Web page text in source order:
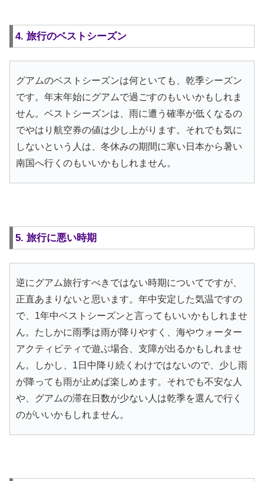
4. 旅行のベストシーズン
グアムのベストシーズンは何といても、乾季シーズン
です。年末年始にグアムで過ごすのもいいかもしれま
せん。ベストシーズンは、雨に遭う確率が低くなるの
でやはり航空券の値は少し上がります。それでも気に
しないという人は、冬休みの期間に寒い日本から暑い
南国へ行くのもいいかもしれません。
5. 旅行に悪い時期
逆にグアム旅行すべきではない時期についてですが、
正直あまりないと思います。年中安定した気温ですの
で、1年中ベストシーズンと言ってもいいかもしれませ
ん。たしかに雨季は雨が降りやすく、海やウォーター
アクティビティで遊ぶ場合、支障が出るかもしれませ
ん。しかし、1日中降り続くわけではないので、少し雨
が降っても雨が止めば楽しめます。それでも不安な人
や、グアムの滞在日数が少ない人は乾季を選んで行く
のがいいかもしれません。